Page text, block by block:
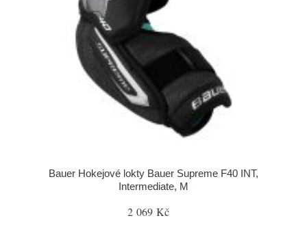
Bauer Hokejové lokty Bauer Supreme F40 INT,
Intermediate, M
2 069 Kč